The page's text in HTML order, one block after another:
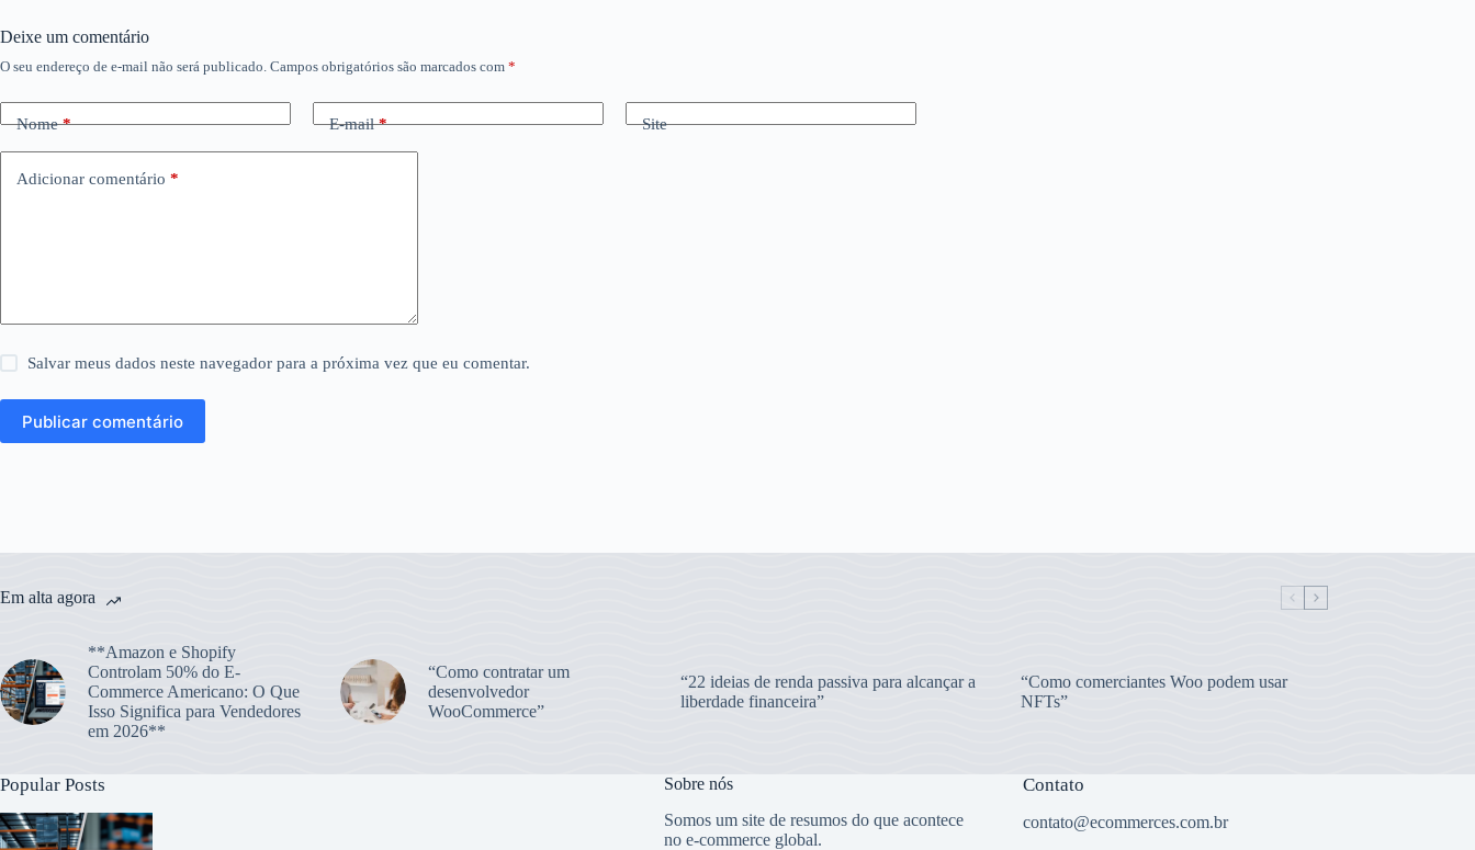
Deixe um comentário
O seu endereço de e-mail não será publicado. Campos obrigatórios são marcados com *
Nome* E-mail* Site
Adicionar comentário *
Salvar meus dados neste navegador para a próxima vez que eu comentar.
Publicar comentário
Em alta agora
**Amazon e Shopify
Controlam 50% do E-
Commerce Americano: O Que
Isso Significa para Vendedores
em 2026**
“Como contratar um
desenvolvedor
WooCommerce”
“22 ideias de renda passiva para alcançar a
liberdade financeira”
“Como comerciantes Woo podem usar
NFTs”
Popular Posts
Sobre nós
Somos um site de resumos do que acontece
no e-commerce global.
Contato
contato@ecommerces.com.br